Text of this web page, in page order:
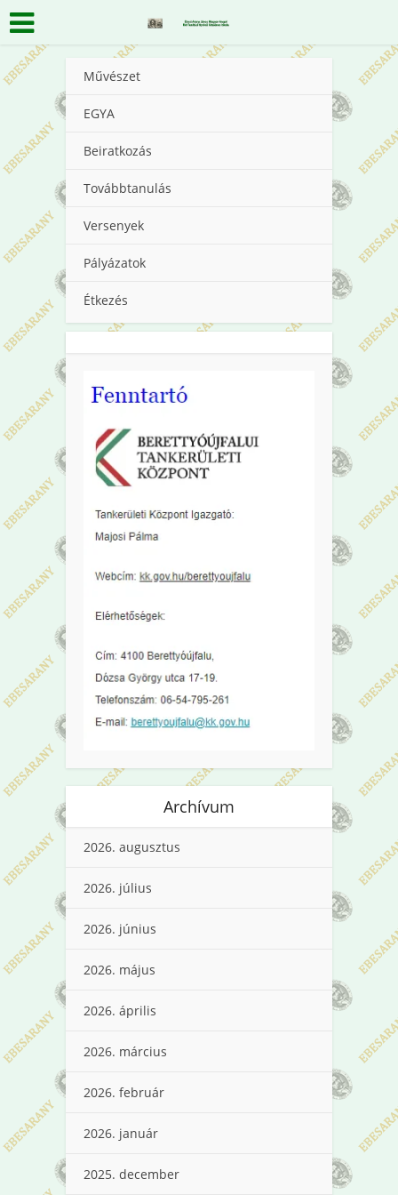
Művészet
EGYA
Beiratkozás
Továbbtanulás
Versenyek
Pályázatok
Étkezés
Archívum
2026. augusztus
2026. július
2026. június
2026. május
2026. április
2026. március
2026. február
2026. január
2025. december